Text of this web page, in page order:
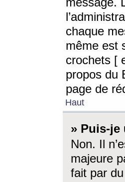
chaque
même est
crochets [
propos du
page de
Haut
» Puis-je
Non. Il
majeure
fait par